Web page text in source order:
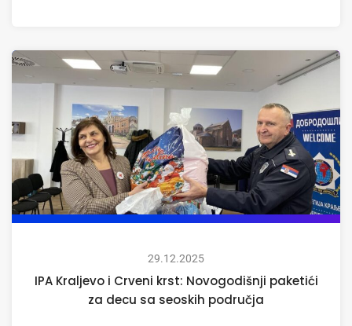
29.12.2025
IPA Kraljevo i Crveni krst: Novogodišnji paketići
za decu sa seoskih područja